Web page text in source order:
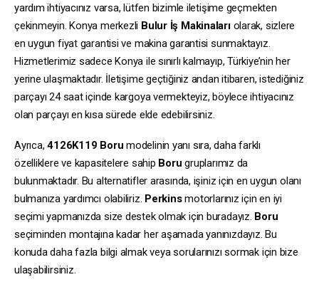
yardım ihtiyacınız varsa, lütfen bizimle iletişime geçmekten
çekinmeyin. Konya merkezli Bulur İş Makinalarıolarak, sizlere
en uygun fiyat garantisi ve makina garantisi sunmaktayız.
Hizmetlerimiz sadece Konya ile sınırlı kalmayıp, Türkiye’nin her
yerine ulaşmaktadır. İletişime geçtiğiniz andan itibaren, istediğiniz
parçayı 24 saat içinde kargoya vermekteyiz, böylece ihtiyacınız
olan parçayı en kısa sürede elde edebilirsiniz.
Ayrıca,4126K119 Boru modelinin yanı sıra, daha farklı
özelliklere ve kapasitelere sahip Boru gruplarımız da
bulunmaktadır. Bu alternatifler arasında, işiniz için en uygun olanı
bulmanıza yardımcı olabiliriz. Perkinsmotorlarınız için en iyi
seçimi yapmanızda size destek olmak için buradayız. Boru
seçiminden montajına kadar her aşamada yanınızdayız. Bu
konuda daha fazla bilgi almak veya sorularınızı sormak için bize
ulaşabilirsiniz.